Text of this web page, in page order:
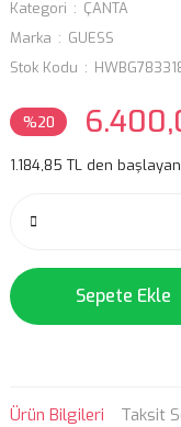
Kategori
ÇANTA
Marka
GUESS
Stok Kodu
%20
1.184,85 TL den
Sepete Ekle
Ürün Bilgileri Taksit